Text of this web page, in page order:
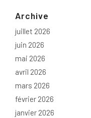
Archive
juillet 2026
juin 2026
mai 2026
avril 2026
mars 2026
février 2026
janvier 2026